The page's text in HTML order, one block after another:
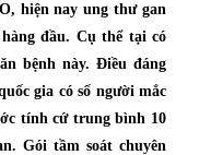
hiện nay ung thư gan
đầu. Cụ thể tại có
bệnh này. Điều đáng
gia có số người mắc
tính cứ trung bình 10
Gói tầm soát chuyên